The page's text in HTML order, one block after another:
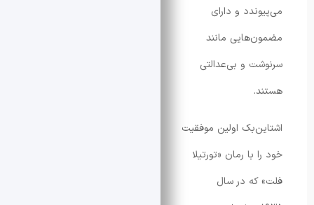
و دارای
مانند
و بی‌عدالتی
اولین موفقیت
رمان «تورتیلا
در سال